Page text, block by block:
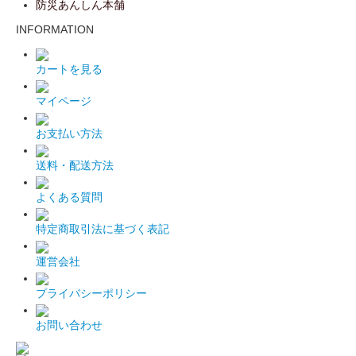
防災あんしん本舗
INFORMATION
カートを見る
マイページ
お支払い方法
送料・配送方法
よくある質問
特定商取引法に基づく表記
運営会社
プライバシーポリシー
お問い合わせ